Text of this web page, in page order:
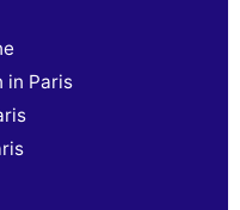
in Paris